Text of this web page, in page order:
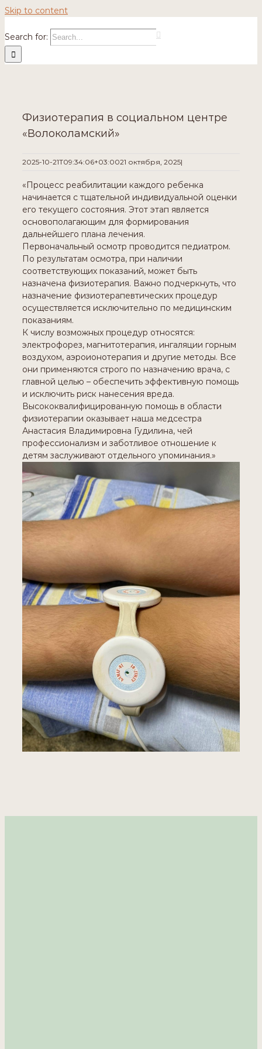
Skip to content
Search for:
Физиотерапия в социальном центре
«Волоколамский»
2025-10-21T09:34:06+03:0021 октября, 2025|
«Процесс реабилитации каждого ребенка
начинается с тщательной индивидуальной оценки
его текущего состояния. Этот этап является
основополагающим для формирования
дальнейшего плана лечения.
Первоначальный осмотр проводится педиатром.
По результатам осмотра, при наличии
соответствующих показаний, может быть
назначена физиотерапия. Важно подчеркнуть, что
назначение физиотерапевтических процедур
осуществляется исключительно по медицинским
показаниям.
К числу возможных процедур относятся:
электрофорез, магнитотерапия, ингаляции горным
воздухом, аэроионотерапия и другие методы. Все
они применяются строго по назначению врача, с
главной целью – обеспечить эффективную помощь
и исключить риск нанесения вреда.
Высококвалифицированную помощь в области
физиотерапии оказывает наша медсестра
Анастасия Владимировна Гудилина, чей
профессионализм и заботливое отношение к
детям заслуживают отдельного упоминания.»